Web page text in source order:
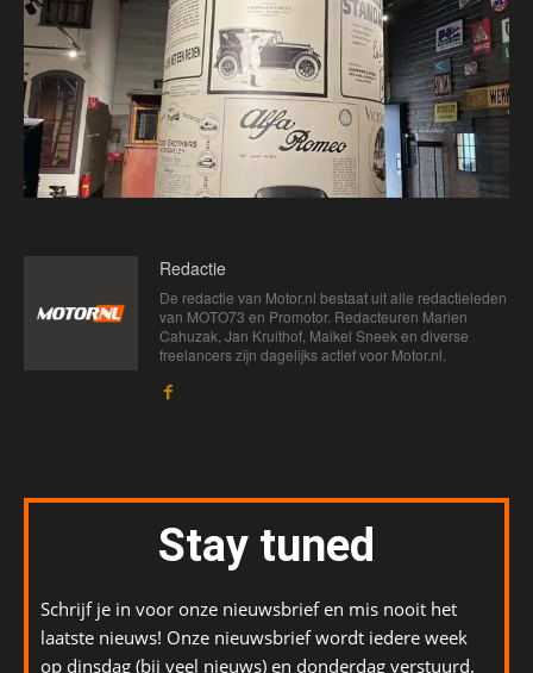
Redactie
De redactie van Motor.nl bestaat uit alle redactieleden
van MOTO73 en Promotor. Redacteuren Marien
Cahuzak, Jan Kruithof, Maikel Sneek en diverse
freelancers zijn dagelijks actief voor Motor.nl.
Stay tuned
Schrijf je in voor onze nieuwsbrief en mis nooit het
laatste nieuws! Onze nieuwsbrief wordt iedere week
op dinsdag (bij veel nieuws) en donderdag verstuurd.